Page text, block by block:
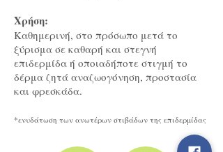
Χρήση:
Καθημερινή, στο πρόσωπο μετά το
ξύρισμα σε καθαρή και στεγνή
επιδερμίδα ή οποιαδήποτε στιγμή το
δέρμα ζητά αναζωογόνηση, προστασία
και φρεσκάδα.
*ενυδάτωση των ανωτέρων στιβάδων της επιδερμίδας